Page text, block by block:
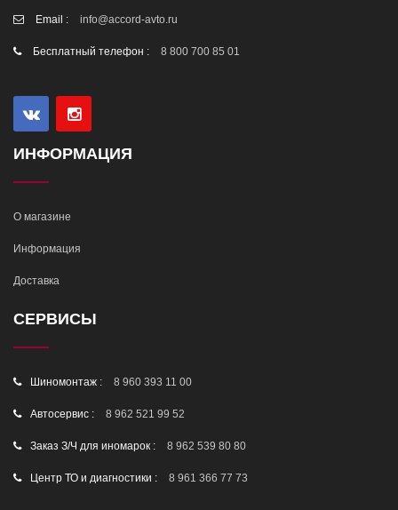
Email : info@accord-avto.ru
Бесплатный телефон : 8 800 700 85 01
ИНФОРМАЦИЯ
О магазине
Информация
Доставка
СЕРВИСЫ
Шиномонтаж : 8 960 393 11 00
Автосервис : 8 962 521 99 52
Заказ З/Ч для иномарок : 8 962 539 80 80
Центр ТО и диагностики : 8 961 366 77 73